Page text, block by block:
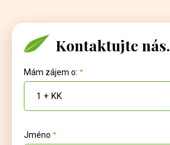
Kontaktujte nás.
Mám zájem o:
1 + KK
Jméno